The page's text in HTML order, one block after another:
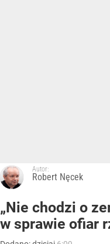
Autor:
Robert Nęcek
„Nie chodzi o
w sprawie ofiar